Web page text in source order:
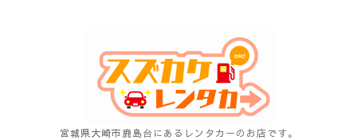
宮城県大崎市鹿島台にあるレンタカーのお店です。